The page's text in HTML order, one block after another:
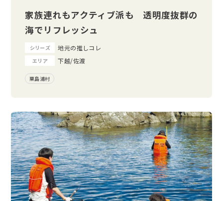
家族連れもアクティブ派も 透明度抜群の
海でリフレッシュ
シリーズ 地元の推しコレ
エリア 下越/佐渡
粟島浦村